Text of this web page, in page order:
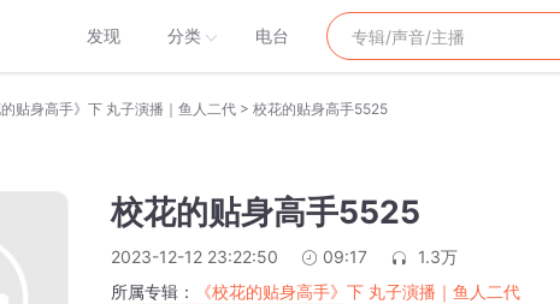
发现 分类 电台
的贴身高手》下 丸子演播｜鱼人二代 > 校花的贴身高手5525
校花的贴身高手5525
2023-12-12 23:22:50 09:17
1.3万
所属专辑：
《校花的贴身高手》下 丸子演播｜鱼人二代